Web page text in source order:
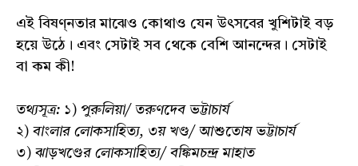
এই বিষণ্নতার মাঝেও কোথাও যেন উৎসবের খুশিটাই বড়
হয়ে উঠে। এবং সেটাই সব থেকে বেশি আনন্দের। সেটাই
বা কম কী!
তথ্যসূত্র: ১) পুরুলিয়া/ তরুণদেব ভট্টাচার্য
২) বাংলার লোকসাহিত্য, ৩য় খণ্ড/ আশুতোষ ভট্টাচার্য
৩) ঝাড়খণ্ডের লোকসাহিত্য/ বঙ্কিমচন্দ্র মাহাত